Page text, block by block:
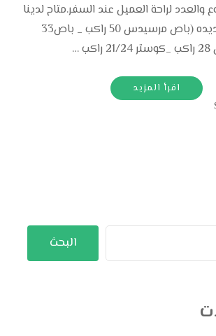
والعدد لراحة العميل عند السفر.متاح لدينا
ايجار اتوبيسات عديده (باص مرسيدس 50 راكب _ باص33
اقرأ المزيد
البحث